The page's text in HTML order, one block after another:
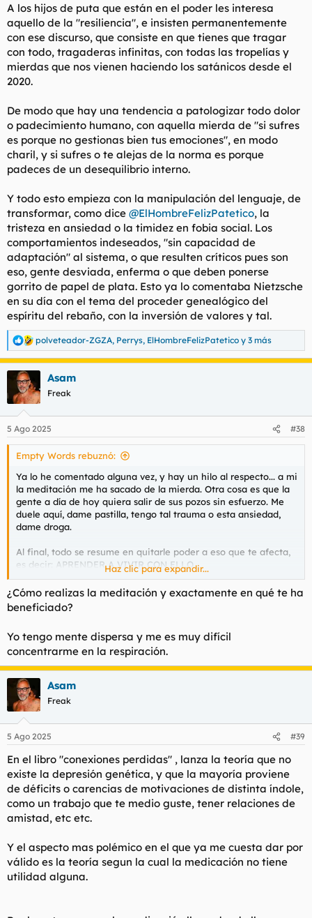
:
A los hijos de puta que están en el poder les interesa
aquello de la "resiliencia", e insisten permanentemente
con ese discurso, que consiste en que tienes que tragar
con todo, tragaderas infinitas, con todas las tropelías y
mierdas que nos vienen haciendo los satánicos desde el
2020.
De modo que hay una tendencia a patologizar todo dolor
o padecimiento humano, con aquella mierda de "si sufres
es porque no gestionas bien tus emociones", en modo
charil, y si sufres o te alejas de la norma es porque
padeces de un desequilibrio interno.
Y todo esto empieza con la manipulación del lenguaje, de
transformar, como dice @ElHombreFelizPatetico, la
tristeza en ansiedad o la timidez en fobia social. Los
comportamientos indeseados, "sin capacidad de
adaptación" al sistema, o que resulten críticos pues son
eso, gente desviada, enferma o que deben ponerse
gorrito de papel de plata. Esto ya lo comentaba Nietzsche
en su día con el tema del proceder genealógico del
espíritu del rebaño, con la inversión de valores y tal.
R
e
a
i
e
s
polveteador-ZGZA, Perrys, ElHombreFelizPatetico y 3 más
Asam
Freak
5 Ago 2025 #38
Empty Words rebuznó:
Ya lo he comentado alguna vez, y hay un hilo al respecto... a mi
la meditación me ha sacado de la mierda. Otra cosa es que la
gente a día de hoy quiera salir de sus pozos sin esfuerzo. Me
duele aquí, dame pastilla, tengo tal trauma o esta ansiedad,
dame droga.
Al final, todo se resume en quitarle poder a eso que te afecta,
es decir: APRENDER A VIVIR CON ELLO.
Más meditación y menos pastillas. Pero claro, la meditación es
gratis.
Haz clic para expandir...
¿Cómo realizas la meditación y exactamente en qué te ha
beneficiado?
Yo tengo mente dispersa y me es muy difícil
concentrarme en la respiración.
Asam
Freak
5 Ago 2025 #39
En el libro "conexiones perdidas" , lanza la teoría que no
existe la depresión genética, y que la mayoría proviene
de déficits o carencias de motivaciones de distinta índole,
como un trabajo que te medio guste, tener relaciones de
amistad, etc etc.
Y el aspecto mas polémico en el que ya me cuesta dar por
válido es la teoría segun la cual la medicación no tiene
utilidad alguna.